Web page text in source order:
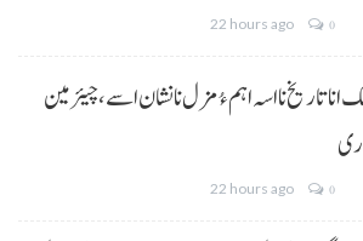
22 hours ago 0
انا تاریخ نا اسہ اہم ءُ مزل نا نشان اسے، چیئرمین
22 hours ago 0